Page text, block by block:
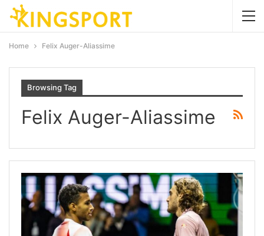
Home Felix Auger-Aliassime
Browsing Tag
Felix Auger-Aliassime